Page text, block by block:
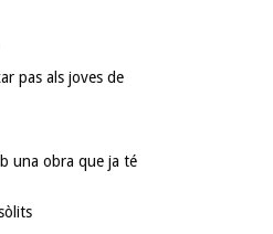
pas als joves de
una obra que ja té